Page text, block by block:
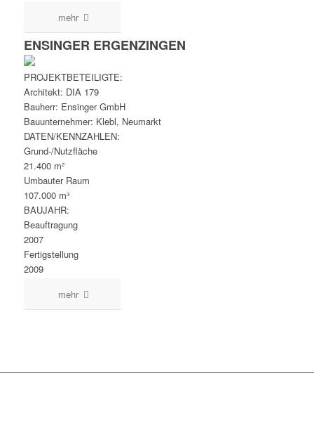
mehr
ENSINGER ERGENZINGEN
PROJEKTBETEILIGTE:
Architekt: DIA 179
Bauherr: Ensinger GmbH
Bauunternehmer: Klebl, Neumarkt
DATEN/KENNZAHLEN:
Grund-/Nutzfläche
21.400 m²
Umbauter Raum
107.000 m³
BAUJAHR:
Beauftragung
2007
Fertigstellung
2009
mehr